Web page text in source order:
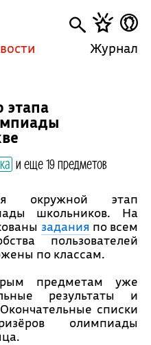
Журнал
этапа
и еще 19 предметов
окружной этап
школьников. На
задания по всем
пользователей
по классам.
предметам уже
результаты и
списки
олимпиады